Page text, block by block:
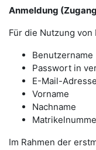
Anmeldung
Für die Nutzung
Benutzername
Passwort in
E-Mail-Adresse
Vorname
Nachname
Im Rahmen der